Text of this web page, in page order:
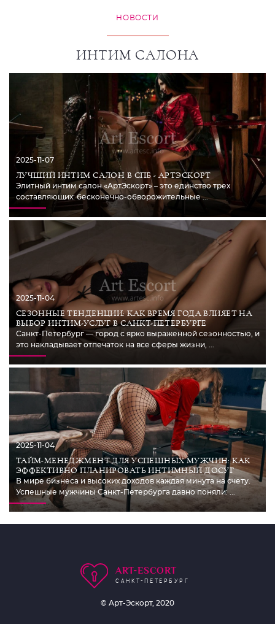
НОВОСТИ
ИНТИМ САЛОНА
2025-11-07
ЛУЧШИЙ ИНТИМ САЛОН В СПБ - АРТЭСКОРТ
Элитный интим салон «АртЭскорт» – это единство трех
составляющих: бесконечно-обворожительные ...
2025-11-04
СЕЗОННЫЕ ТЕНДЕНЦИИ: КАК ВРЕМЯ ГОДА ВЛИЯЕТ НА
ВЫБОР ИНТИМ-УСЛУГ В САНКТ-ПЕТЕРБУРГЕ
Санкт-Петербург — город с ярко выраженной сезонностью, и
это накладывает отпечаток на все сферы жизни, ...
2025-11-04
ТАЙМ-МЕНЕДЖМЕНТ ДЛЯ УСПЕШНЫХ МУЖЧИН: КАК
ЭФФЕКТИВНО ПЛАНИРОВАТЬ ИНТИМНЫЙ ДОСУГ
В мире бизнеса и высоких доходов каждая минута на счету.
Успешные мужчины Санкт-Петербурга давно поняли: ...
ART-ESCORT
САНКТ-ПЕТЕРБУРГ
© Арт-Эскорт, 2020